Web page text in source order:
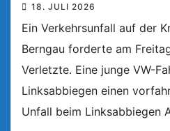
18. JULI 2026
Ein Verkehrsunfall auf der
Berngau forderte am
Verletzte. Eine junge VW-
Linksabbiegen einen
Unfall beim Linksabbiegen